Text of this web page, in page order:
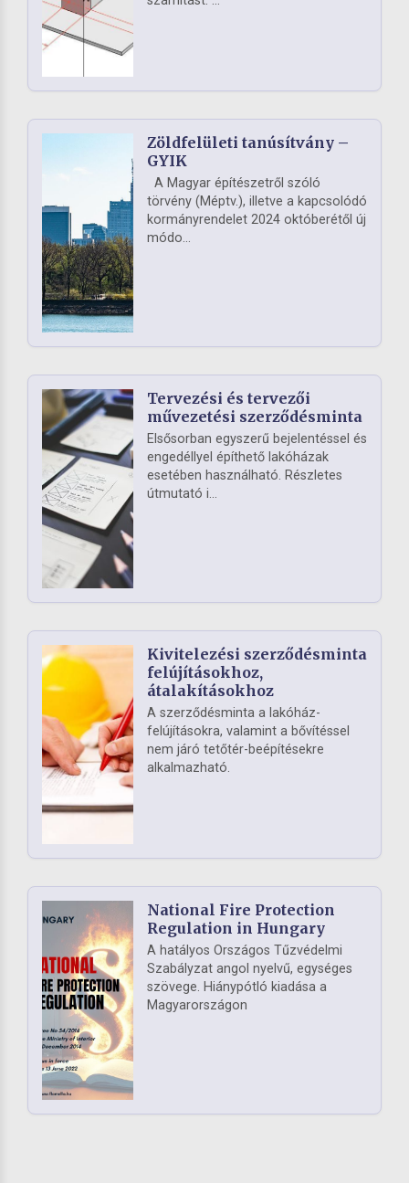
Zöldfelületi tanúsítvány –
GYIK
A Magyar építészetről szóló
törvény (Méptv.), illetve a kapcsolódó
kormányrendelet 2024 októberétől új
módo...
Tervezési és tervezői
művezetési szerződésminta
Elsősorban egyszerű bejelentéssel és
engedéllyel építhető lakóházak
esetében használható. Részletes
útmutató i...
Kivitelezési szerződésminta
felújításokhoz,
átalakításokhoz
A szerződésminta a lakóház-
felújításokra, valamint a bővítéssel
nem járó tetőtér-beépítésekre
alkalmazható.
National Fire Protection
Regulation in Hungary
A hatályos Országos Tűzvédelmi
Szabályzat angol nyelvű, egységes
szövege. Hiánypótló kiadása a
Magyarországon